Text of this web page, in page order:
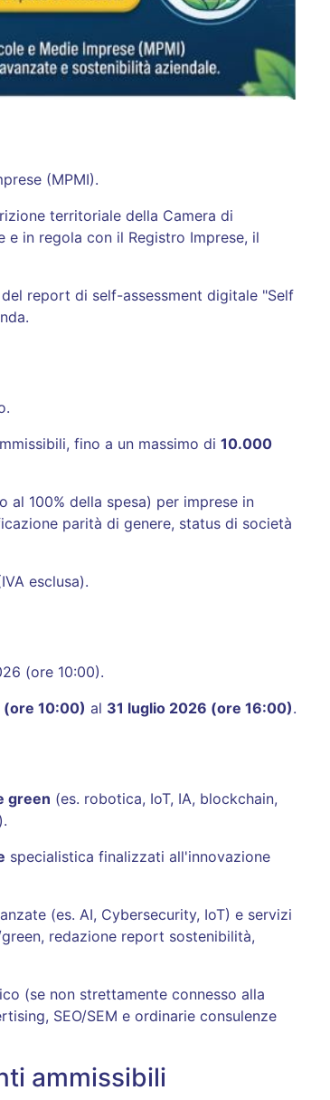
(MPMI).
territoriale della Camera di
e in regola con il Registro Imprese, il
report di self-assessment digitale "Self
.
.
fino a un massimo di 10.000
al 100% della spesa) per imprese in
parità di genere, status di società
esclusa).
(ore 10:00).
10:00) al 31 luglio 2026 (ore 16:00).
green (es. robotica, IoT, IA, blockchain,
.
specialistica finalizzati all'innovazione
(es. AI, Cybersecurity, IoT) e servizi
redazione report sostenibilità,
(se non strettamente connesso alla
SEO/SEM e ordinarie consulenze
ammissibili